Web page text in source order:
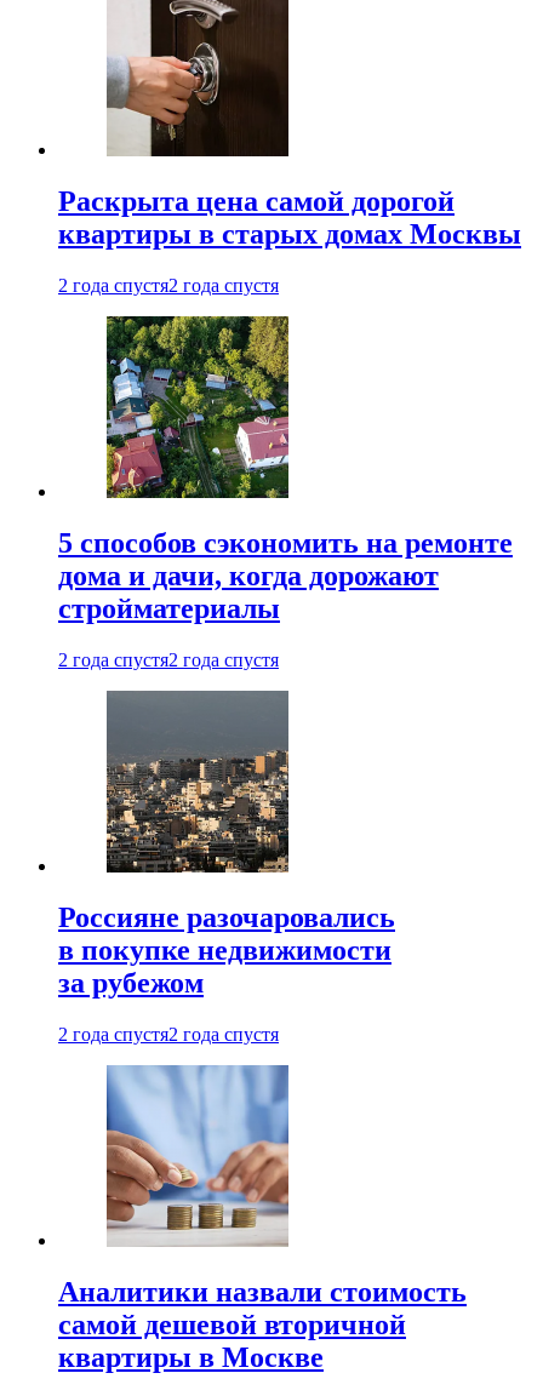
Раскрыта цена самой дорогой
квартиры в старых домах Москвы
2 года спустя2 года спустя
5 способов сэкономить на ремонте
дома и дачи, когда дорожают
стройматериалы
2 года спустя2 года спустя
Россияне разочаровались
в покупке недвижимости
за рубежом
2 года спустя2 года спустя
Аналитики назвали стоимость
самой дешевой вторичной
квартиры в Москве